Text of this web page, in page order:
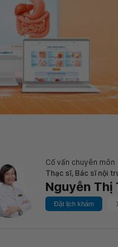
Cố vấn chuyên môn
Thạc sĩ, Bác sĩ nội
Nguyễn Thị
Đặt lịch khám